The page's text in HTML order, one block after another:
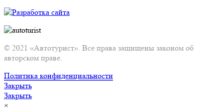
© 2021 «Автотурист». Все права защищены законом об
авторском праве.
Политика конфиденциальности
Закрыть
Закрыть
×